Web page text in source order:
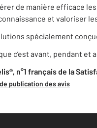
de manière efficace
et valoriser
spécialement
c’est avant, pendant
n°1 français de la
publication des avis